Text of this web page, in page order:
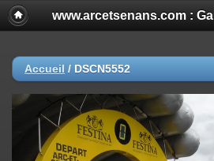
www.arcetsenans.com :
Accueil / DSCN5552